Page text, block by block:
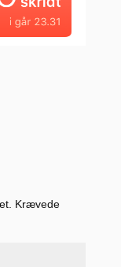
Krævede